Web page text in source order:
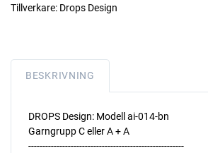
Tillverkare: Drops Design
BESKRIVNING
DROPS Design: Modell ai-014-bn
Garngrupp C eller A + A
-------------------------------------------------------